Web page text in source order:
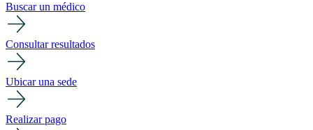
Buscar un médico
Consultar resultados
Ubicar una sede
Realizar pago